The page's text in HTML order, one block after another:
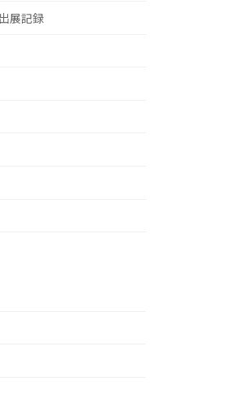
展記録